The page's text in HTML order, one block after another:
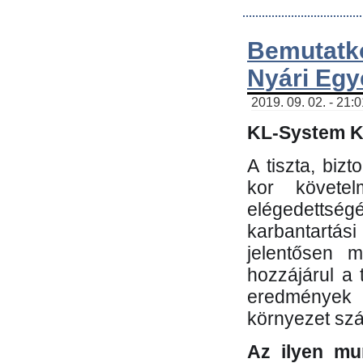
Nyári
2019. 09. 02. -
KL-System
A tiszta,
kor
jelentősen
hozzájárul a
környezet
Az ilyen